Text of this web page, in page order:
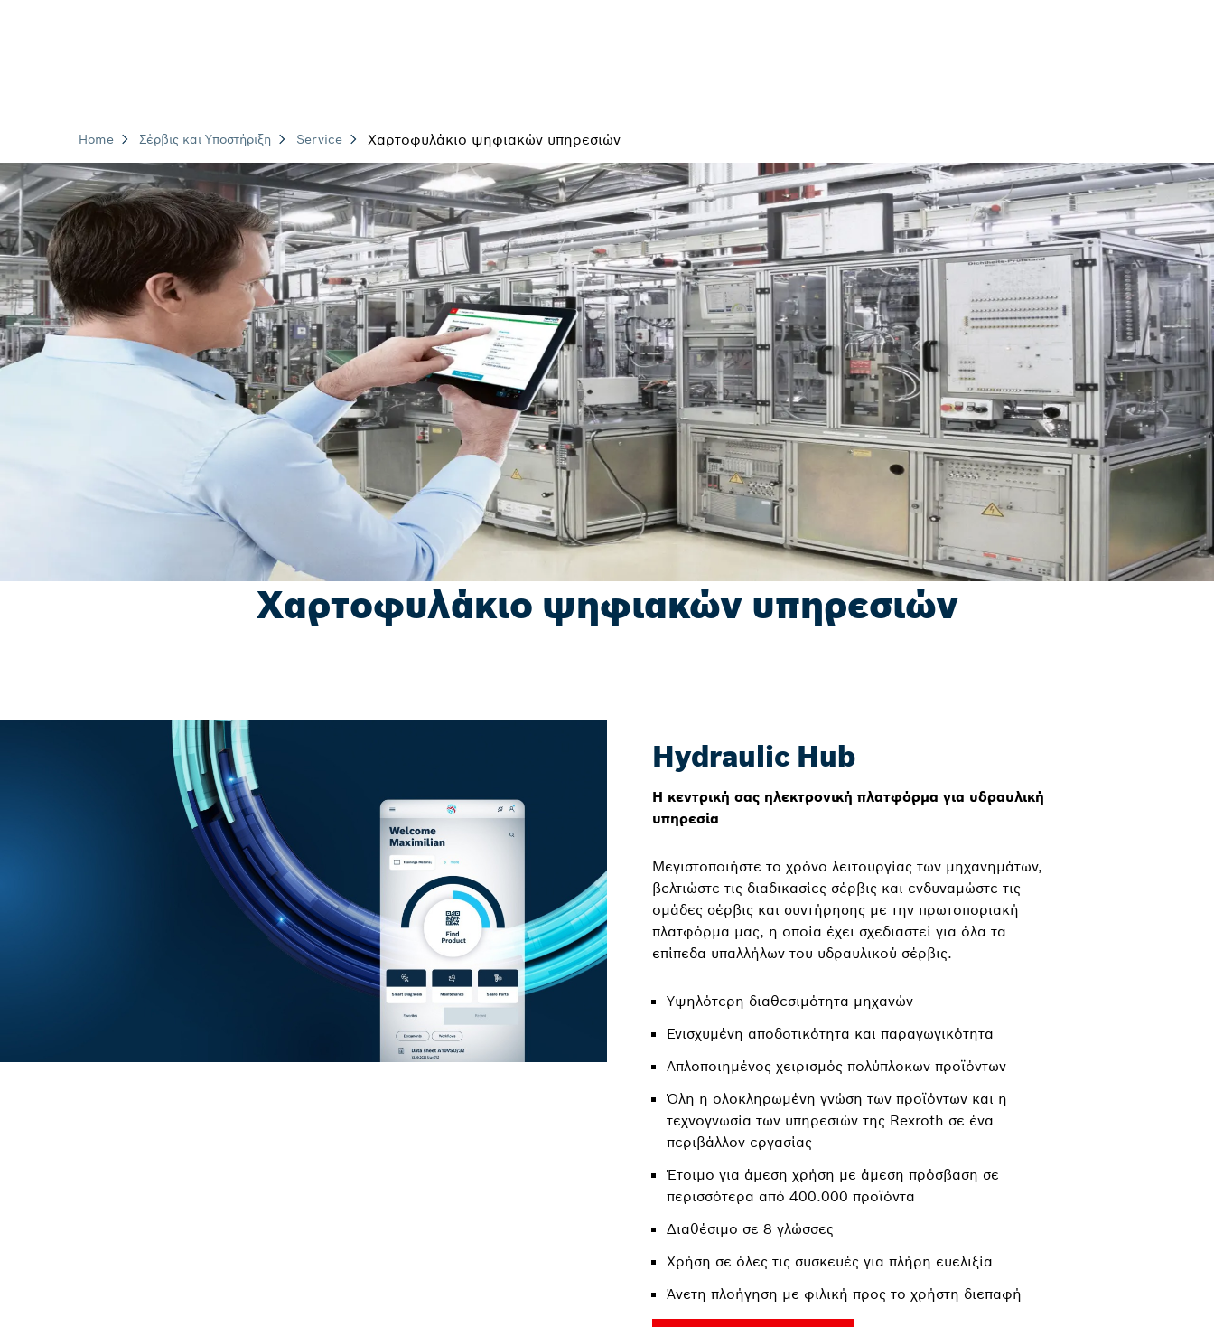
Home Σέρβις και Υποστήριξη Service Χαρτοφυλάκιο ψηφιακών υπηρεσιών
Χαρτοφυλάκιο ψηφιακών υπηρεσιών
Hydraulic Hub
Η κεντρική σας ηλεκτρονική πλατφόρμα για υδραυλική
υπηρεσία
Μεγιστοποιήστε το χρόνο λειτουργίας των μηχανημάτων,
βελτιώστε τις διαδικασίες σέρβις και ενδυναμώστε τις
ομάδες σέρβις και συντήρησης με την πρωτοποριακή
πλατφόρμα μας, η οποία έχει σχεδιαστεί για όλα τα
επίπεδα υπαλλήλων του υδραυλικού σέρβις.
Υψηλότερη διαθεσιμότητα μηχανών
Ενισχυμένη αποδοτικότητα και παραγωγικότητα
Απλοποιημένος χειρισμός πολύπλοκων προϊόντων
Όλη η ολοκληρωμένη γνώση των προϊόντων και η
τεχνογνωσία των υπηρεσιών της Rexroth σε ένα
περιβάλλον εργασίας
Έτοιμο για άμεση χρήση με άμεση πρόσβαση σε
περισσότερα από 400.000 προϊόντα
Διαθέσιμο σε 8 γλώσσες
Χρήση σε όλες τις συσκευές για πλήρη ευελιξία
Άνετη πλοήγηση με φιλική προς το χρήστη διεπαφή